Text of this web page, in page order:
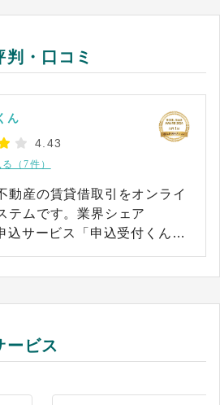
・口コミ
ん
4.43
（7件）
動産の賃貸借取引をオンライ
テムです。業界シェア
サービス「申込受付くん」
チ調べ
ービス